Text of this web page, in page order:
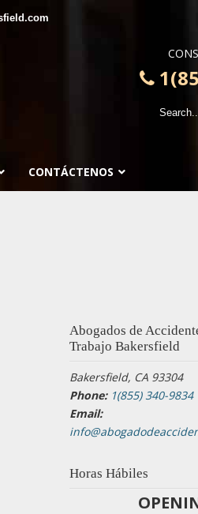
CONTÁCTENOS
Abogados de
Trabajo Bakersfield
Bakersfield, CA 93304
Phone: 1(855) 340-9834
Email:
Horas Hábiles